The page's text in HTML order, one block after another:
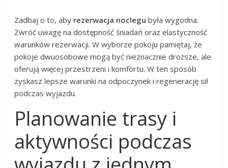
Zadbaj o to, aby rezerwacja noclegu była wygodna.
Zwróć uwagę na dostępność śniadań oraz elastyczność
warunków rezerwacji. W wyborze pokoju pamiętaj, że
pokoje dwuosobowe mogą być nieznacznie droższe, ale
oferują więcej przestrzeni i komfortu. W ten sposób
zyskasz lepsze warunki na odpoczynek i regenerację sił
podczas wyjazdu.
Planowanie trasy i
aktywności podczas